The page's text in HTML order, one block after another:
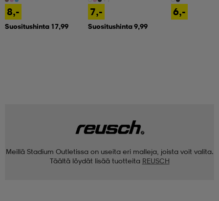
8,-
Suositushinta 17,99
7,-
Suositushinta 9,99
6,-
Meillä Stadium Outletissa on useita eri malleja, joista voit valita.
Täältä löydät lisää tuotteita REUSCH